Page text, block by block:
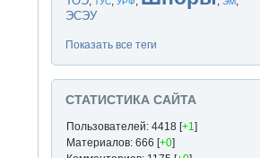
ЭСЭУ
Показать все теги
СТАТИСТИКА САЙТА
Пользователей: 4418 [+1]
Материалов: 666 [+0]